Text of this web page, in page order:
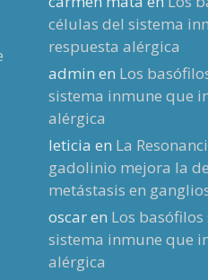
células del sistema
respuesta alérgica
admin en Los
sistema inmune que
alérgica
leticia en La
gadolinio mejora la
metástasis en
oscaren Los
sistema inmune que
alérgica